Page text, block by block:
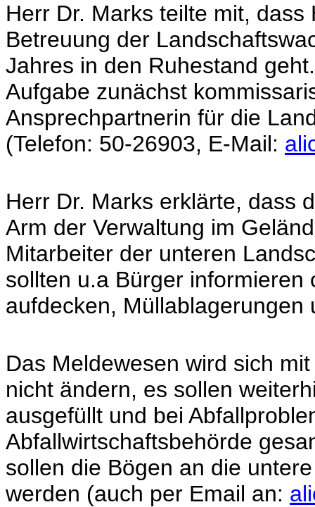
Herr Dr. Marks teilte mit,
Betreuung der
Jahres in den Ruhestand
Aufgabe zunächst
Ansprechpartnerin für die
(Telefon: 50-26903, E-Mail:
Herr Dr. Marks erklärte, dass
Arm der Verwaltung im
Mitarbeiter der unteren
sollten u.a Bürger
aufdecken,
Das Meldewesen wird sich
nicht ändern, es sollen
ausgefüllt und bei
Abfallwirtschaftsbehörde
sollen die Bögen an die
werden (auch per Email an: